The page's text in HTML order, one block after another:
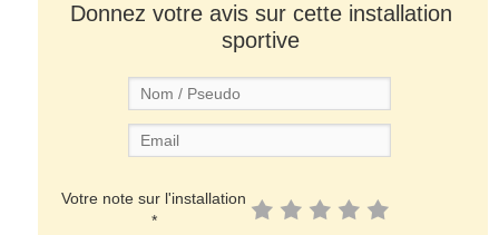
Donnez votre avis sur cette installation
sportive
Votre note sur l'installation
*